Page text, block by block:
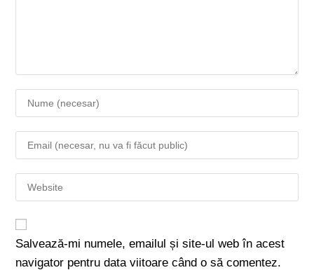
Salvează-mi numele, emailul și site-ul web în acest
navigator pentru data viitoare când o să comentez.